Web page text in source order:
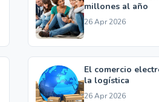
millones al año
26 Apr 2026
El comercio
la logística
26 Apr 2026